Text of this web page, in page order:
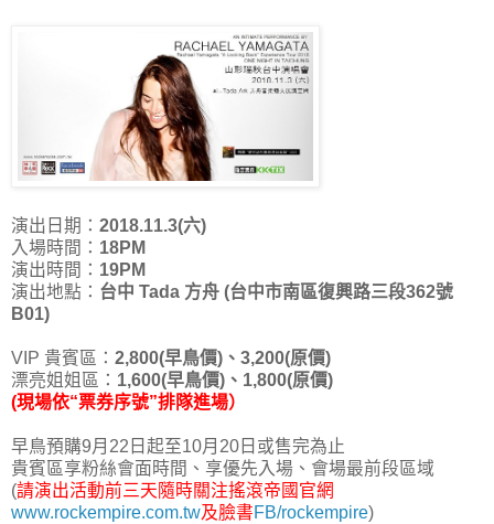
演出日期： 2018.11.3(六)
入場時間： 18PM
演出時間： 19PM
演出地點： 台中 Tada 方舟 (台中市南區復興路三段362號
B01)
VIP 貴賓區： 2,800(早鳥價)、3,200(原價)
漂亮姐姐區： 1,600(早鳥價)、1,800(原價)
(現場依“票券序號”排隊進場）
早鳥預購9月22日起至10月20日或售完為止
貴賓區享粉絲會面時間、享優先入場、會場最前段區域
(請演出活動前三天隨時關注搖滾帝國官網
www.rockempire.com.tw及臉書FB/rockempire)